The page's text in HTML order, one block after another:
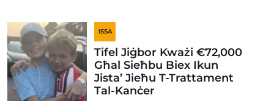
ISSA
Tifel Jiġbor Kważi €72,000
Għal Sieħbu Biex Ikun
Jista’ Jieħu T-Trattament
Tal-Kanċer